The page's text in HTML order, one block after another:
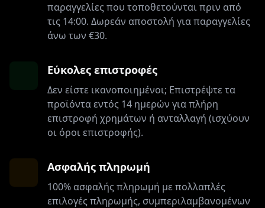
παραγγελίες που τοποθετούνται πριν από
τις 14:00. Δωρεάν αποστολή για παραγγελίες
άνω των €30.
Εύκολες επιστροφές
Δεν είστε ικανοποιημένοι; Επιστρέψτε τα
προϊόντα εντός 14 ημερών για πλήρη
επιστροφή χρημάτων ή ανταλλαγή (ισχύουν
οι όροι επιστροφής).
Ασφαλής πληρωμή
100% ασφαλής πληρωμή με πολλαπλές
επιλογές πληρωμής, συμπεριλαμβανομένων